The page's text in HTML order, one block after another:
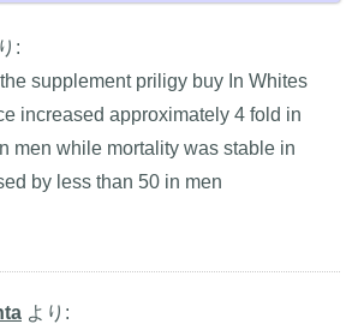
:
supplement priligy buy In Whites
increased approximately 4 fold in
men while mortality was stable in
by less than 50 in men
より: